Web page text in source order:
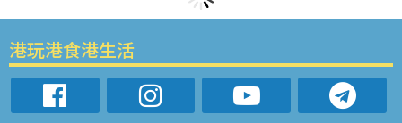
港玩港食港生活